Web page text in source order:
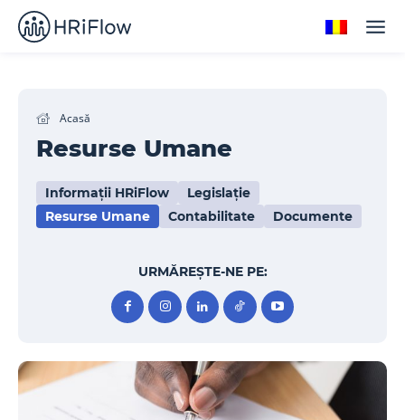
Acasă
Resurse Umane
Informații HRiFlow
Legislație
Resurse Umane
Contabilitate Documente
URMĂREȘTE-NE PE: